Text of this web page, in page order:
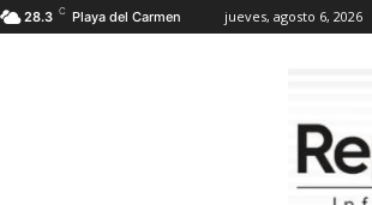
28.3 C Playa del Carmen jueves, agosto 6, 2026